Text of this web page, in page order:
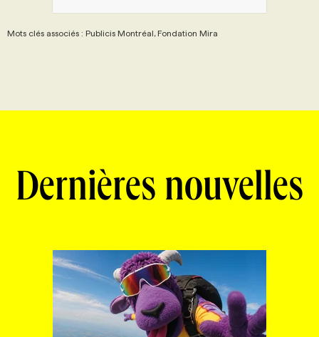
Mots clés associés : Publicis Montréal, Fondation Mira
Dernières nouvelles